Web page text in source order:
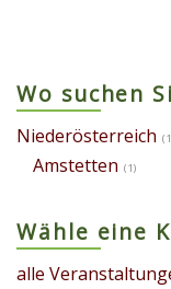
Wo suchen
Niederösterreich
Amstetten (1)
Wähle eine
alle